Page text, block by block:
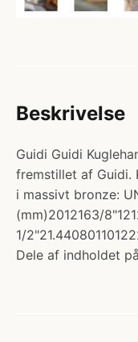
Beskrivelse
Guidi Guidi
fremstillet af Guidi.
i massivt bronze:
(mm)2012163/
1/
Dele af indholdet